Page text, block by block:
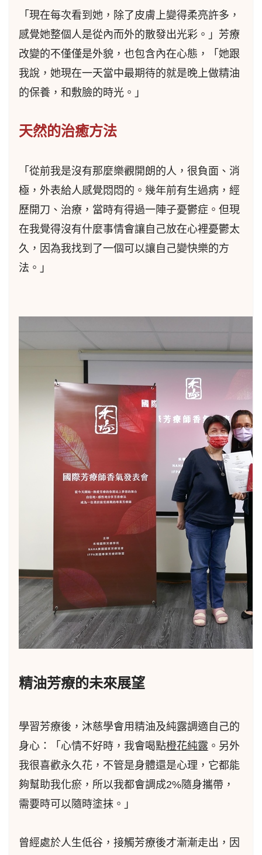
「現在每次看到她，除了皮膚上變得柔亮許多，
感覺她整個人是從內而外的散發出光彩。」芳療
改變的不僅僅是外貌，也包含內在心態，「她跟
我說，她現在一天當中最期待的就是晚上做精油
的保養，和敷臉的時光。」
天然的治癒方法
「從前我是沒有那麼樂觀開朗的人，很負面、消
極，外表給人感覺悶悶的。幾年前有生過病，經
歷開刀、治療，當時有得過一陣子憂鬱症。但現
在我覺得沒有什麼事情會讓自己放在心裡憂鬱太
久，因為我找到了一個可以讓自己變快樂的方
法。」
精油芳療的未來展望
學習芳療後，沐慈學會用精油及純露調適自己的
身心：「心情不好時，我會喝點橙花純露 。另外
我很喜歡永久花，不管是身體還是心理，它都能
夠幫助我化瘀，所以我都會調成2%隨身攜帶，
需要時可以隨時塗抹。」
曾經處於人生低谷，接觸芳療後才漸漸走出，因